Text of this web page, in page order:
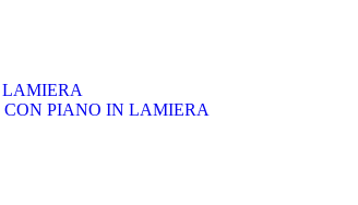
LAMIERA
CON PIANO IN LAMIERA